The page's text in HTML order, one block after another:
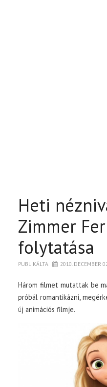
Heti
Zimmer
folytatása
PUBLIKÁLTA 2010. DECEMBER
Három filmet mutattak be
próbál romantikázni,
új animációs filmje.